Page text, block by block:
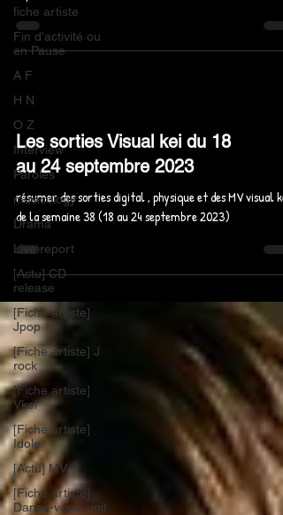
fiche artiste
Fin d'activité ou
en Pause
A F
H N
O Z
Interview
Paroles
musicology
Drama
Live report
[Actu] CD
release
[Fiche artiste]
Jpop
[Fiche artiste] J
rock
[Fiche artiste]
Vkei
[Fiche artiste]
Idole
[Actu] MV
[Fiche artiste]
Dance-vocal unit
Les sorties Visual kei du 18
au 24 septembre 2023
résumer des sorties digital , physique et des MV visual kei
de la semaine 38 (18 au 24 septembre 2023)